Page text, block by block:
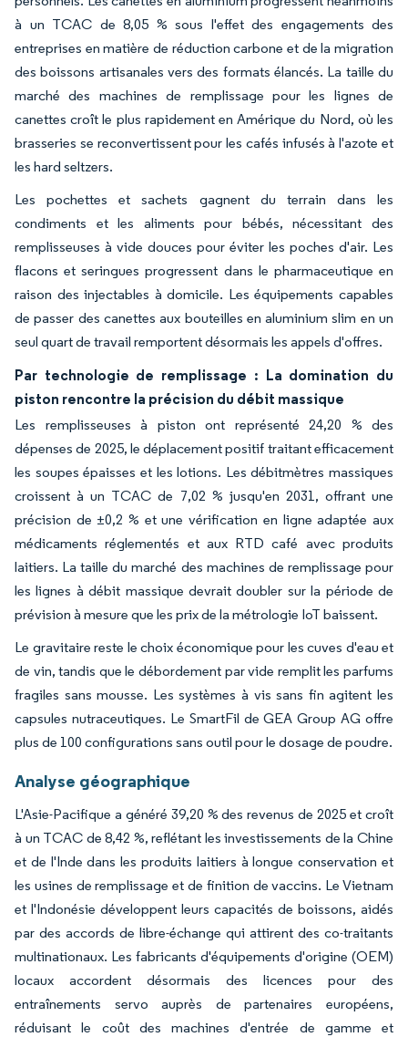
à un TCAC de 8,05 % sous l'effet des engagements des
entreprises en matière de réduction carbone et de la migration
des boissons artisanales vers des formats élancés. La taille du
marché des machines de remplissage pour les lignes de
canettes croît le plus rapidement en Amérique du Nord, où les
brasseries se reconvertissent pour les cafés infusés à l'azote et
les hard seltzers.
Les pochettes et sachets gagnent du terrain dans les
condiments et les aliments pour bébés, nécessitant des
remplisseuses à vide douces pour éviter les poches d'air. Les
flacons et seringues progressent dans le pharmaceutique en
raison des injectables à domicile. Les équipements capables
de passer des canettes aux bouteilles en aluminium slim en un
seul quart de travail remportent désormais les appels d'offres.
Par technologie de remplissage : La domination du
piston rencontre la précision du débit massique
Les remplisseuses à piston ont représenté 24,20 % des
dépenses de 2025, le déplacement positif traitant efficacement
les soupes épaisses et les lotions. Les débitmètres massiques
croissent à un TCAC de 7,02 % jusqu'en 2031, offrant une
précision de ±0,2 % et une vérification en ligne adaptée aux
médicaments réglementés et aux RTD café avec produits
laitiers. La taille du marché des machines de remplissage pour
les lignes à débit massique devrait doubler sur la période de
prévision à mesure que les prix de la métrologie IoT baissent.
Le gravitaire reste le choix économique pour les cuves d'eau et
de vin, tandis que le débordement par vide remplit les parfums
fragiles sans mousse. Les systèmes à vis sans fin agitent les
capsules nutraceutiques. Le SmartFil de GEA Group AG offre
plus de 100 configurations sans outil pour le dosage de poudre.
Analyse géographique
L'Asie-Pacifique a généré 39,20 % des revenus de 2025 et croît
à un TCAC de 8,42 %, reflétant les investissements de la Chine
et de l'Inde dans les produits laitiers à longue conservation et
les usines de remplissage et de finition de vaccins. Le Vietnam
et l'Indonésie développent leurs capacités de boissons, aidés
par des accords de libre-échange qui attirent des co-traitants
multinationaux. Les fabricants d'équipements d'origine (OEM)
locaux accordent désormais des licences pour des
entraînements servo auprès de partenaires européens,
réduisant le coût des machines d'entrée de gamme et